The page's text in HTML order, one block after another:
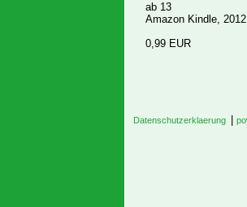
ab 13
Amazon Kindle, 2012
0,99 EUR
Datenschutzerklaerung